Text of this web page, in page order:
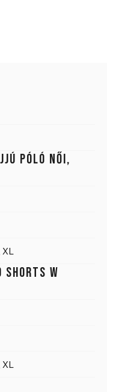
póló női,
XL
Shorts W
XL